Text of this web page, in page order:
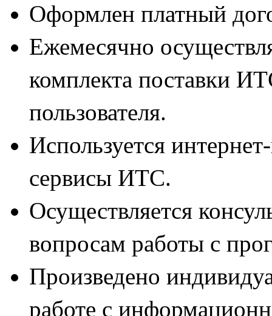
Оформлен платный
Ежемесячно
комплекта поставки
пользователя.
Используется
сервисы ИТС.
Осуществляется
вопросам работы с
Произведено
работе с